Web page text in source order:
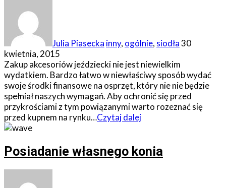
Julia Piasecka inny, ogólnie, siodła30
kwietnia, 2015
Zakup akcesoriów jeździecki nie jest niewielkim
wydatkiem. Bardzo łatwo w niewłaściwy sposób wydać
swoje środki finansowe na osprzęt, który nie nie będzie
spełniał naszych wymagań. Aby ochronić się przed
przykrościami z tym powiązanymi warto rozeznać się
przed kupnem na rynku…Czytaj dalej
Posiadanie własnego konia